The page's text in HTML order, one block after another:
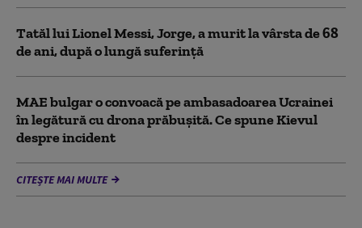
Tatăl lui Lionel Messi, Jorge, a murit la vârsta de 68
de ani, după o lungă suferință
MAE bulgar o convoacă pe ambasadoarea Ucrainei
în legătură cu drona prăbuşită. Ce spune Kievul
despre incident
CITEȘTE MAI MULTE